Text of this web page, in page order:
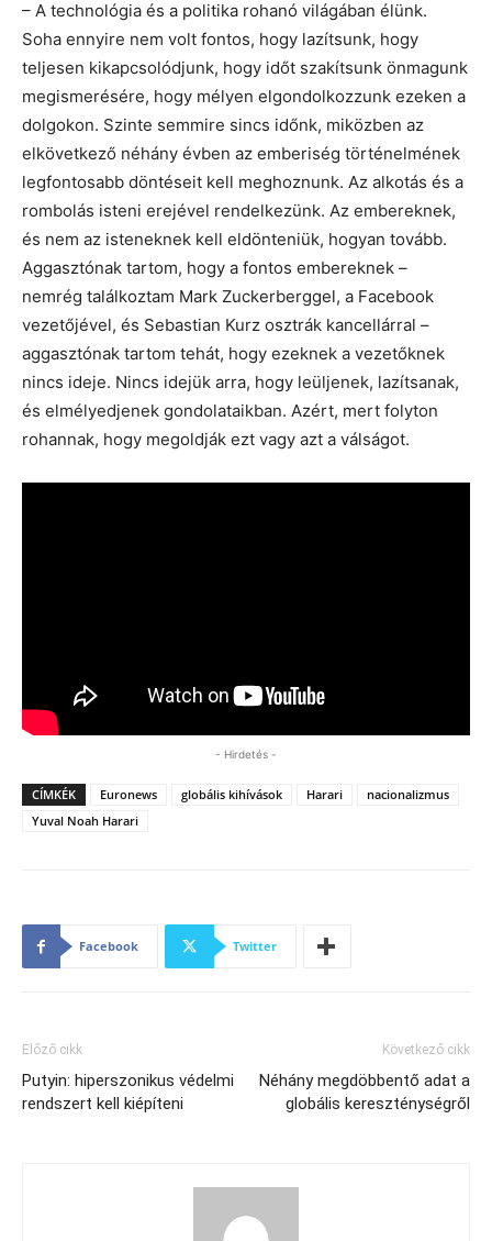
– A technológia és a politika rohanó világában élünk.
Soha ennyire nem volt fontos, hogy lazítsunk, hogy
teljesen kikapcsolódjunk, hogy időt szakítsunk önmagunk
megismerésére, hogy mélyen elgondolkozzunk ezeken a
dolgokon. Szinte semmire sincs időnk, miközben az
elkövetkező néhány évben az emberiség történelmének
legfontosabb döntéseit kell meghoznunk. Az alkotás és a
rombolás isteni erejével rendelkezünk. Az embereknek,
és nem az isteneknek kell eldönteniük, hogyan tovább.
Aggasztónak tartom, hogy a fontos embereknek –
nemrég találkoztam Mark Zuckerberggel, a Facebook
vezetőjével, és Sebastian Kurz osztrák kancellárral –
aggasztónak tartom tehát, hogy ezeknek a vezetőknek
nincs ideje. Nincs idejük arra, hogy leüljenek, lazítsanak,
és elmélyedjenek gondolataikban. Azért, mert folyton
rohannak, hogy megoldják ezt vagy azt a válságot.
- Hirdetés -
CÍMKÉK Euronews globális kihívások Harari
nacionalizmus
Yuval Noah Harari
Facebook Twitter
Előző cikk
Putyin: hiperszonikus védelmi
rendszert kell kiépíteni
Következő cikk
Néhány megdöbbentő adat a
globális kereszténységről